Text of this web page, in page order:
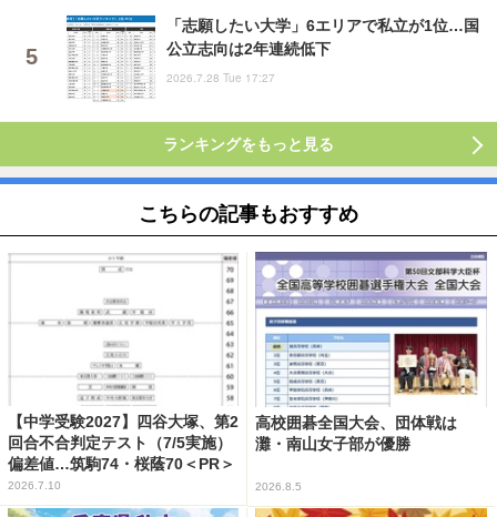
「志願したい大学」6エリアで私立が1位…国
公立志向は2年連続低下
2026.7.28 Tue 17:27
ランキングをもっと見る
こちらの記事もおすすめ
【中学受験2027】四谷大塚、第2
回合不合判定テスト（7/5実施）
偏差値…筑駒74・桜蔭70＜PR＞
2026.7.10
高校囲碁全国大会、団体戦は
灘・南山女子部が優勝
2026.8.5